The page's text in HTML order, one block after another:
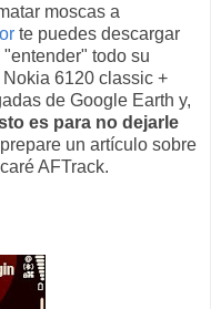
moscas a
te puedes descargar
todo su
6120 classic +
de Google Earth y,
es para no dejarle
un artículo sobre
AFTrack.